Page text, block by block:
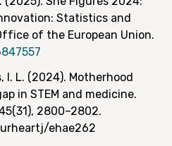
Statistics and
of the European Union.
I. L. (2024). Motherhood
in STEM and medicine.
2800–2802.
ehae262